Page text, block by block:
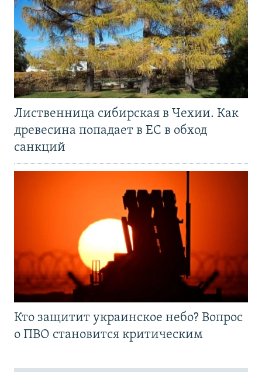
Лиственница сибирская в Чехии. Как
древесина попадает в ЕС в обход
санкций
Кто защитит украинское небо? Вопрос
о ПВО становится критическим